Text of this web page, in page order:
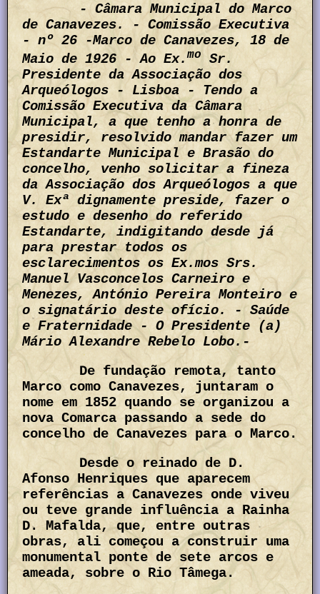
- Câmara Municipal do Marco
de Canavezes. - Comissão Executiva
- nº 26 -Marco de Canavezes, 18 de
Maio de 1926 - Ao Ex.mo
Sr.
Presidente da Associação dos
Arqueólogos - Lisboa - Tendo a
Comissão Executiva da Câmara
Municipal, a que tenho a honra de
presidir, resolvido mandar fazer um
Estandarte Municipal e Brasão do
concelho, venho solicitar a fineza
da Associação dos Arqueólogos a que
V. Exª dignamente preside, fazer o
estudo e desenho do referido
Estandarte, indigitando desde já
para prestar todos os
esclarecimentos os Ex.mos Srs.
Manuel Vasconcelos Carneiro e
Menezes, António Pereira Monteiro e
o signatário deste ofício. - Saúde
e Fraternidade - O Presidente (a)
Mário Alexandre Rebelo Lobo.-
De fundação remota, tanto
Marco como Canavezes, juntaram o
nome em 1852 quando se organizou a
nova Comarca passando a sede do
concelho de Canavezes para o Marco.
Desde o reinado de D.
Afonso Henriques que aparecem
referências a Canavezes onde viveu
ou teve grande influência a Rainha
D. Mafalda, que, entre outras
obras, ali começou a construir uma
monumental ponte de sete arcos e
ameada, sobre o Rio Tâmega.